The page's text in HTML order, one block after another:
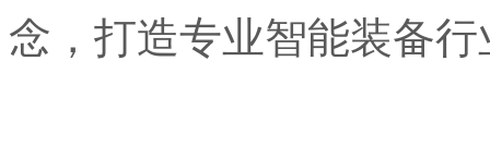
念，打造专业智能装备